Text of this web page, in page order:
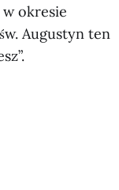
w okresie
Augustyn ten